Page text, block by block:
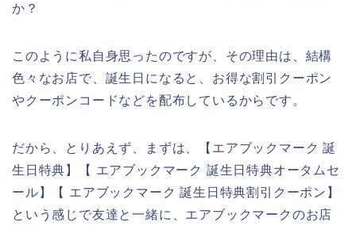
か？
このように私自身思ったのですが、その理由は、結構
色々なお店で、誕生日になると、お得な割引クーポン
やクーポンコードなどを配布しているからです。
だから、とりあえず、まずは、【エアブックマーク 誕
生日特典】【 エアブックマーク 誕生日特典オータムセ
ール】【 エアブックマーク 誕生日特典割引クーポン】
という感じで友達と一緒に、エアブックマークのお店